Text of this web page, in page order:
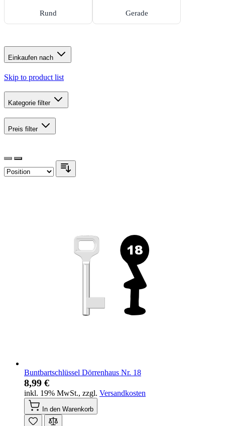
Rund Gerade
Einkaufen nach
Skip to product list
Kategorie filter
Preis filter
Buntbartschlüssel Dörrenhaus Nr. 18
8,99 €
inkl. 19% MwSt., zzgl. Versandkosten
In den Warenkorb